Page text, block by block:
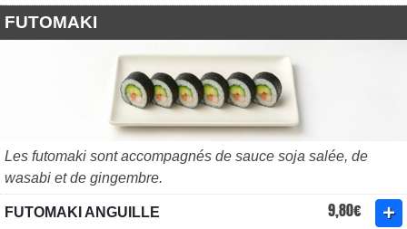
FUTOMAKI
Les futomaki sont accompagnés de sauce soja salée, de
wasabi et de gingembre.
FUTOMAKI ANGUILLE 9,80€